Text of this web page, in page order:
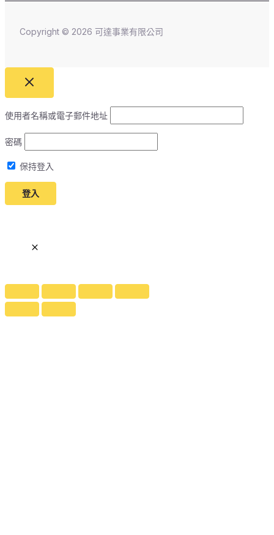
Copyright © 2026 可達事業有限公司
使用者名稱或電子郵件地址
密碼
保持登入